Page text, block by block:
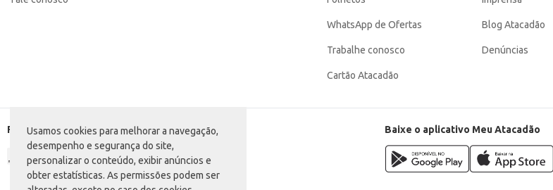
Usamos cookies para melhorar a navegação,
desempenho e segurança do site,
personalizar o conteúdo, exibir anúncios e
obter estatísticas. As permissões podem ser
WhatsApp de Ofertas
Trabalhe conosco
Cartão Atacadão
Blog Atacadão
Denúncias
Formas de pagamento Baixe o aplicativo Meu Atacadão